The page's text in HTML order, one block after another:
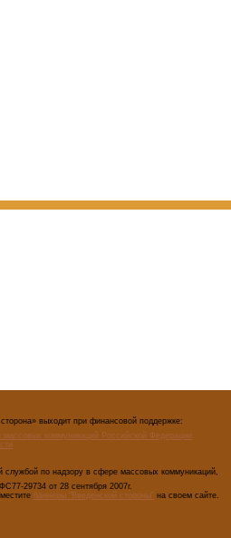
выходит при финансовой поддержке:
массовых коммуникаций Российской Федерации
службой по надзору в сфере массовых коммуникаций,
29734 от 28 сентября 2007г.
баннеры "Введенской стороны" на своем сайте.